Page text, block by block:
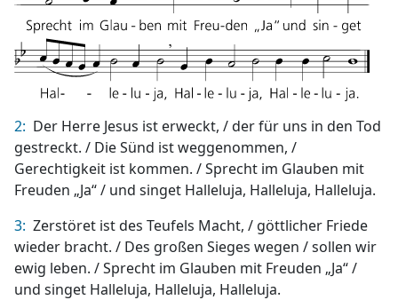
2: Der Herre Jesus ist erweckt, / der für uns in den Tod
gestreckt. / Die Sünd ist weggenommen, /
Gerechtigkeit ist kommen. / Sprecht im Glauben mit
Freuden „Ja“ / und singet Halleluja, Halleluja, Halleluja.
3: Zerstöret ist des Teufels Macht, / göttlicher Friede
wieder bracht. / Des großen Sieges wegen / sollen wir
ewig leben. / Sprecht im Glauben mit Freuden „Ja“ /
und singet Halleluja, Halleluja, Halleluja.